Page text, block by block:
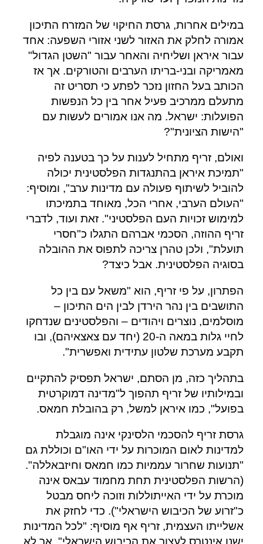
במילים אחרות, גרסת החיקוי של המזרח התיכון
אמורה לחלק את האזור לשני אזורי השפעה: אחד
עבור איראן ושליחיה והאחר עבור "השטן הגדול"
מאמריקה ובני-בריתו הערבים והטורקים. אך אז
הכותב בעל החזון נזכר לפתע כי תסריט זה
מתעלם ממרכיב פעיל אחר בין כל הנפשות
הפועלות: ישראל. מה אנו אמורים לעשות עם
"הישות הציונית"?
ואולם, זריף מתחיל לענות על כך בטענה לפיה
"תמיכת איראן בהתנגדות הפלסטינית יכולה
להוביל לשיתוף פעולה עם מדינות ערב", ומוסיף:
"העולם הערבי, אחרי הכל, מאוחד בתמיכתו
למימוש זכויות העם הפלסטיני". זאת ועוד, לדברי
זריף ההוזה, הסכמי אברהם התגלו כ"חסרי
תועלת", ולכן טהרן צריכה לתפוס את ההובלה
בסוגיה הפלסטינית. אבל כיצד?
הפתרון, על פי זריף, הוא "משאל עם בין כל
התושבים בין נהר הירדן לבין הים התיכון –
מוסלמים, נוצרים ויהודים – והפלסטינים שנדחקו
לחיי גלות במאה ה-20 (יחד עם צאצאיהם), ובו
תקבע מערכת שלטון עתידית ואפשרית".
בתהליך כזה, מן הסתם, ישראל תפסיק להתקיים
ובמילותיו של זריף תהפוך ל"מדינה דמוקרטית
בפועל", כמו איראן למשל, רק בהובלת חמאס.
גרסת זריף להסכמי הלסינקי אינה מוגבלת
למדינות לאום המוכרות על ידי האו"ם וכוללת גם
"תנועות שחרור עממיות כמו חמאס וחיזבאללה".
(הרשות הפלסטינית תחת מחמוד עבאס אינה
מוכרת על ידי האייתוללות וזוכה ליחס מבטל
כ"זרוע של הכיבוש הישראלי"). כדי לחזק את
אשלייתו העצמית, זריף אף מוסיף: "לכל המדינות
ישנו אינטרס לעצור את הכיבוש הישראלי", אך לא